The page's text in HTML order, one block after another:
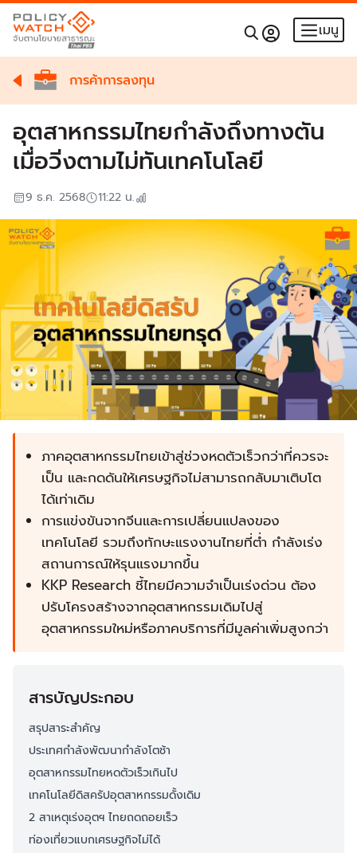
เมนู
การค้าการลงทุน
อุตสาหกรรมไทยกำลังถึงทางตัน
เมื่อวิ่งตามไม่ทันเทคโนโลยี
9 ธ.ค. 2568 11:22 น.
ภาคอุตสาหกรรมไทยเข้าสู่ช่วงหดตัวเร็วกว่าที่ควรจะ
เป็น และกดดันให้เศรษฐกิจไม่สามารถกลับมาเติบโต
ได้เท่าเดิม
การแข่งขันจากจีนและการเปลี่ยนแปลงของ
เทคโนโลยี รวมถึงทักษะแรงงานไทยที่ต่ำ กำลังเร่ง
สถานการณ์ให้รุนแรงมากขึ้น
KKP Research ชี้ไทยมีความจำเป็นเร่งด่วน ต้อง
ปรับโครงสร้างจากอุตสาหกรรมเดิมไปสู่
อุตสาหกรรมใหม่หรือภาคบริการที่มีมูลค่าเพิ่มสูงกว่า
สารบัญประกอบ
สรุปสาระสำคัญ
ประเทศกำลังพัฒนากำลังโตช้า
อุตสาหกรรมไทยหดตัวเร็วเกินไป
เทคโนโลยีดิสครัปอุตสาหกรรมดั้งเดิม
2 สาเหตุเร่งอุตฯ ไทยถดถอยเร็ว
ท่องเที่ยวแบกเศรษฐกิจไม่ได้